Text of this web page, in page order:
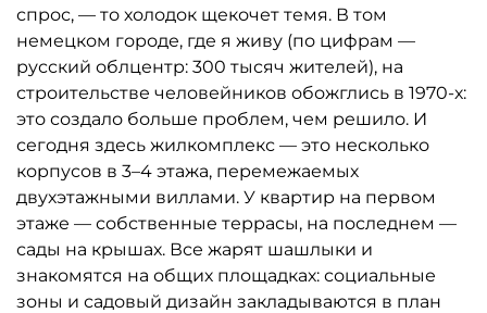
спрос, — то холодок щекочет темя. В том
немецком городе, где я живу (по цифрам —
русский облцентр: 300 тысяч жителей), на
строительстве человейников обожглись в 1970-х:
это создало больше проблем, чем решило. И
сегодня здесь жилкомплекс — это несколько
корпусов в 3–4 этажа, перемежаемых
двухэтажными виллами. У квартир на первом
этаже — собственные террасы, на последнем —
сады на крышах. Все жарят шашлыки и
знакомятся на общих площадках: социальные
зоны и садовый дизайн закладываются в план